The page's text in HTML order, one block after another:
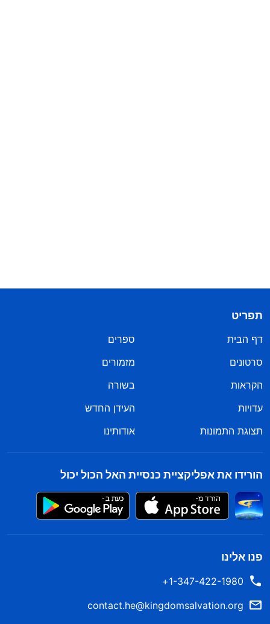
תפריט
דף הבית
ספרים
סרטונים
מזמורים
הקראות
בשורה
עדויות
העידן החדש
תצוגת התמונות
אודותינו
הורידו את אפליקציית כנסיית האל הכול יכול
פנו אלינו
1-347-422-1980+
contact.he@kingdomsalvation.org